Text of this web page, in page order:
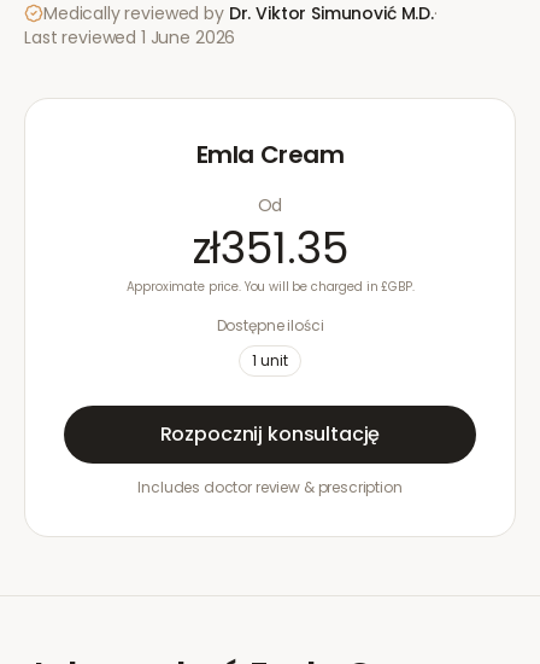
Medically reviewed by Dr. Viktor Simunović M.D.·
Last reviewed 1 June 2026
Emla Cream
Od
zł351.35
Approximate price. You will be charged in £GBP.
Dostępne ilości
1 unit
Rozpocznij konsultację
Includes doctor review & prescription